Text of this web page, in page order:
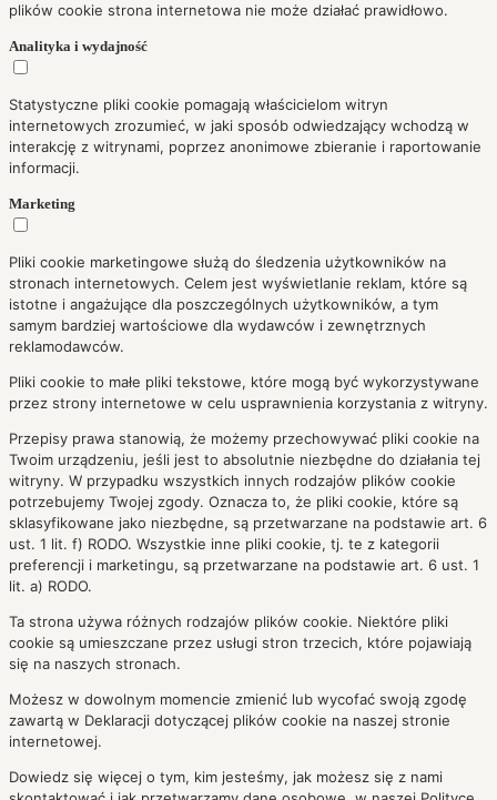
plików cookie strona internetowa nie może działać prawidłowo.
Analityka i wydajność
Statystyczne pliki cookie pomagają właścicielom witryn
internetowych zrozumieć, w jaki sposób odwiedzający wchodzą w
interakcję z witrynami, poprzez anonimowe zbieranie i raportowanie
informacji.
Marketing
Pliki cookie marketingowe służą do śledzenia użytkowników na
stronach internetowych. Celem jest wyświetlanie reklam, które są
istotne i angażujące dla poszczególnych użytkowników, a tym
samym bardziej wartościowe dla wydawców i zewnętrznych
reklamodawców.
Pliki cookie to małe pliki tekstowe, które mogą być wykorzystywane
przez strony internetowe w celu usprawnienia korzystania z witryny.
Przepisy prawa stanowią, że możemy przechowywać pliki cookie na
Twoim urządzeniu, jeśli jest to absolutnie niezbędne do działania tej
witryny. W przypadku wszystkich innych rodzajów plików cookie
potrzebujemy Twojej zgody. Oznacza to, że pliki cookie, które są
sklasyfikowane jako niezbędne, są przetwarzane na podstawie art. 6
ust. 1 lit. f) RODO. Wszystkie inne pliki cookie, tj. te z kategorii
preferencji i marketingu, są przetwarzane na podstawie art. 6 ust. 1
lit. a) RODO.
Ta strona używa różnych rodzajów plików cookie. Niektóre pliki
cookie są umieszczane przez usługi stron trzecich, które pojawiają
się na naszych stronach.
Możesz w dowolnym momencie zmienić lub wycofać swoją zgodę
zawartą w Deklaracji dotyczącej plików cookie na naszej stronie
internetowej.
Dowiedz się więcej o tym, kim jesteśmy, jak możesz się z nami